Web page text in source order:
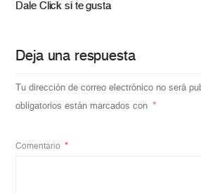
Dale Click si te gusta
Deja una respuesta
Tu dirección de correo electrónico no será
obligatorios están marcados con
*
Comentario *